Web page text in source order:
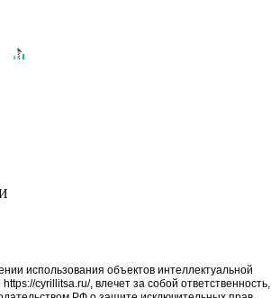
использования объектов интеллектуальной
cyrillitsa.ru/, влечет за собой ответственность,